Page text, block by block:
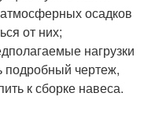
осадков
от них;
нагрузки
подробный чертеж,
к сборке навеса.